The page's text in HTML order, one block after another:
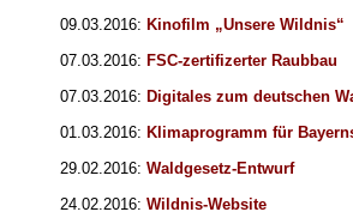
09.03.2016: Kinofilm „Unsere Wildnis“
07.03.2016: FSC-zertifizerter Raubbau
07.03.2016: Digitales zum deutschen
01.03.2016: Klimaprogramm für
29.02.2016: Waldgesetz-Entwurf
24.02.2016: Wildnis-Website